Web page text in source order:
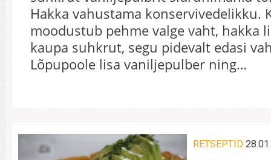
Hakka vahustama konservivedelikku.
moodustub pehme valge vaht, hakka
kaupa suhkrut, segu pidevalt edasi
Lõpupoole lisa vaniljepulber ning…
RETSEPTID